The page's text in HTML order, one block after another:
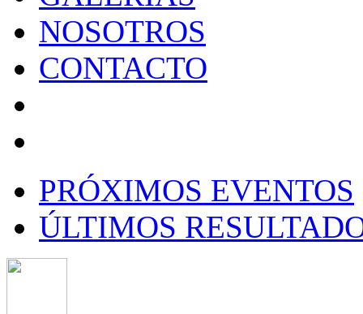
NOSOTROS
CONTACTO
PRÓXIMOS EVENTOS
ÚLTIMOS